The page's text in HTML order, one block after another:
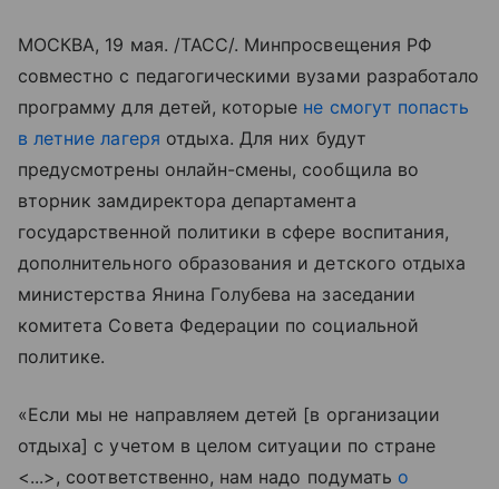
МОСКВА, 19 мая. /ТАСС/. Минпросвещения РФ
совместно с педагогическими вузами разработало
программу для детей, которые не смогут попасть
в летние лагеря отдыха. Для них будут
предусмотрены онлайн-смены, сообщила во
вторник замдиректора департамента
государственной политики в сфере воспитания,
дополнительного образования и детского отдыха
министерства Янина Голубева на заседании
комитета Совета Федерации по социальной
политике.
«Если мы не направляем детей [в организации
отдыха] с учетом в целом ситуации по стране
<...>, соответственно, нам надо подумать о